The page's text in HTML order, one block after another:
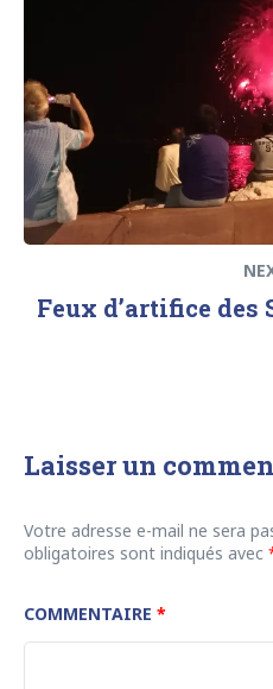
Feux d’artifice des
Laisser un
Votre adresse e-mail ne sera
obligatoires sont indiqués avec
COMMENTAIRE *